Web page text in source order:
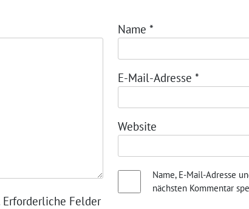
Felder
Name *
E-Mail-Adresse *
Website
Name, E-Mail-Adresse
nächsten Kommentar